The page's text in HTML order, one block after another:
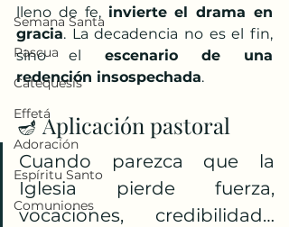
Semana Santa
Pascua
Catequesis
Effetá
Adoración
Espíritu Santo
Comuniones
lleno de fe, invierte el drama en
gracia. La decadencia no es el fin,
sino el escenario de una
redención insospechada.
🪔 Aplicación pastoral
Cuando parezca que la
Iglesia pierde fuerza,
vocaciones, credibilidad…